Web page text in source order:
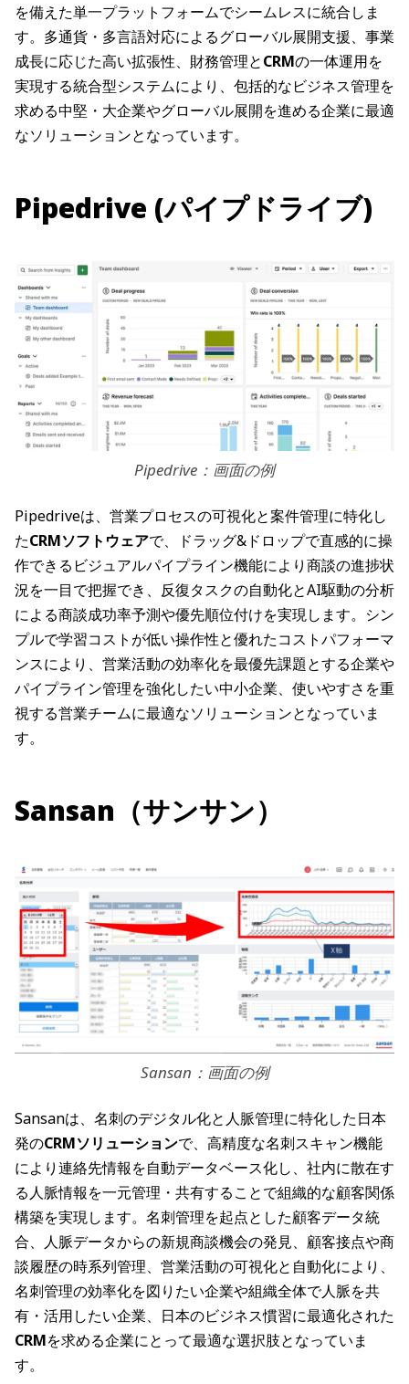
を備えた単一プラットフォームでシームレスに統合しま
す。多通貨・多言語対応によるグローバル展開支援、事業
成長に応じた高い拡張性、財務管理とCRMの一体運用を
実現する統合型システムにより、包括的なビジネス管理を
求める中堅・大企業やグローバル展開を進める企業に最適
なソリューションとなっています。
Pipedrive (パイプドライブ)
Pipedrive：画面の例
Pipedriveは、営業プロセスの可視化と案件管理に特化し
たCRMソフトウェアで、ドラッグ&ドロップで直感的に操
作できるビジュアルパイプライン機能により商談の進捗状
況を一目で把握でき、反復タスクの自動化とAI駆動の分析
による商談成功率予測や優先順位付けを実現します。シン
プルで学習コストが低い操作性と優れたコストパフォーマ
ンスにより、営業活動の効率化を最優先課題とする企業や
パイプライン管理を強化したい中小企業、使いやすさを重
視する営業チームに最適なソリューションとなっていま
す。
Sansan（サンサン）
Sansan：画面の例
Sansanは、名刺のデジタル化と人脈管理に特化した日本
発のCRMソリューションで、高精度な名刺スキャン機能
により連絡先情報を自動データベース化し、社内に散在す
る人脈情報を一元管理・共有することで組織的な顧客関係
構築を実現します。名刺管理を起点とした顧客データ統
合、人脈データからの新規商談機会の発見、顧客接点や商
談履歴の時系列管理、営業活動の可視化と自動化により、
名刺管理の効率化を図りたい企業や組織全体で人脈を共
有・活用したい企業、日本のビジネス慣習に最適化された
CRMを求める企業にとって最適な選択肢となっていま
す。